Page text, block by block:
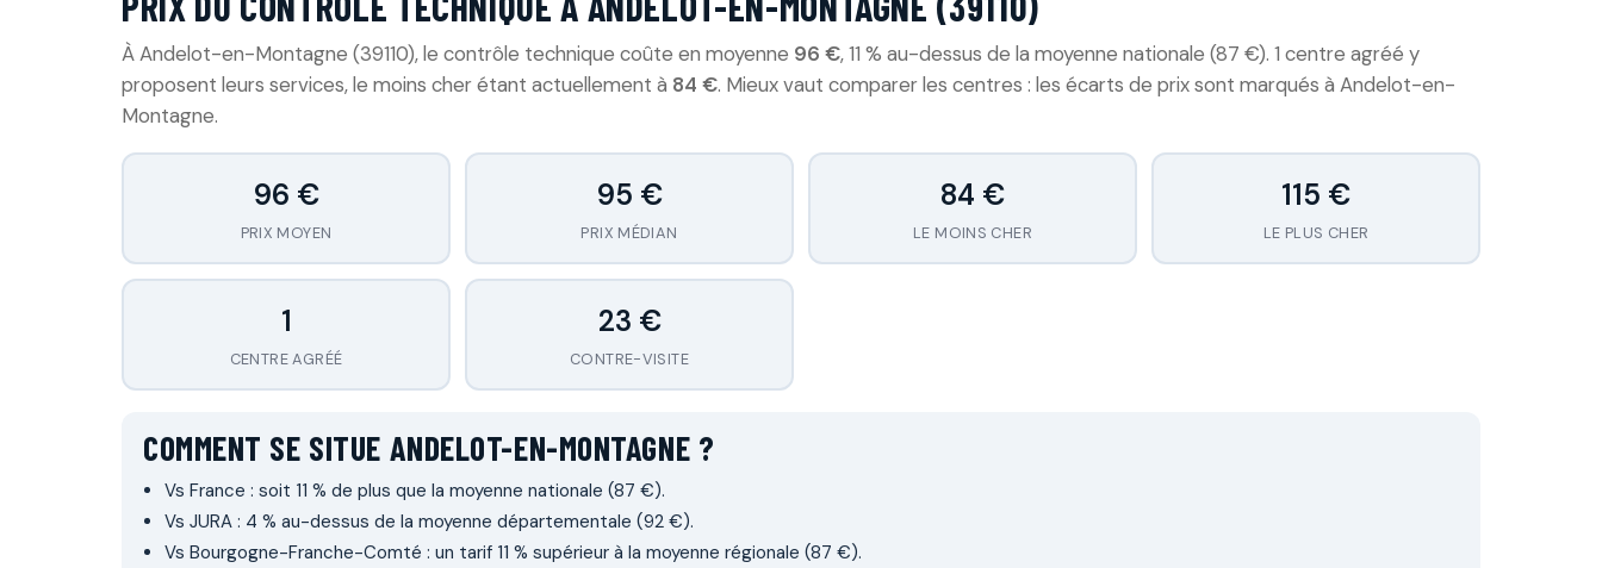
À Andelot-en-Montagne (39110), le contrôle technique coûte en moyenne 96 €, 11 % au-dessus de la moyenne nationale (87 €). 1 centre agréé y
proposent leurs services, le moins cher étant actuellement à 84 €. Mieux vaut comparer les centres : les écarts de prix sont marqués à Andelot-en-
Montagne.
96 €
PRIX MOYEN
95 €
PRIX MÉDIAN
84 €
LE MOINS CHER
115 €
LE PLUS CHER
1
CENTRE AGRÉÉ
23 €
CONTRE-VISITE
COMMENT SE SITUE ANDELOT-EN-MONTAGNE ?
Vs France : soit 11 % de plus que la moyenne nationale (87 €).
Vs JURA : 4 % au-dessus de la moyenne départementale (92 €).
Vs Bourgogne-Franche-Comté : un tarif 11 % supérieur à la moyenne régionale (87 €).